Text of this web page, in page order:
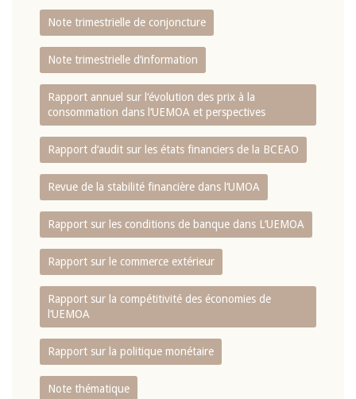
Note trimestrielle de conjoncture
Note trimestrielle d‘information
Rapport annuel sur l‘évolution des prix à la
consommation dans l‘UEMOA et perspectives
Rapport d‘audit sur les états financiers de la BCEAO
Revue de la stabilité financière dans l‘UMOA
Rapport sur les conditions de banque dans L‘UEMOA
Rapport sur le commerce extérieur
Rapport sur la compétitivité des économies de
l‘UEMOA
Rapport sur la politique monétaire
Note thématique